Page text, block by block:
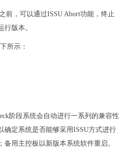
前，可以通过ISSU Abort功能，终止
版本。
所示：
阶段系统会自动进行一系列的兼容性
确定系统是否能够采用ISSU方式进行
用主控板以新版本系统软件重启。